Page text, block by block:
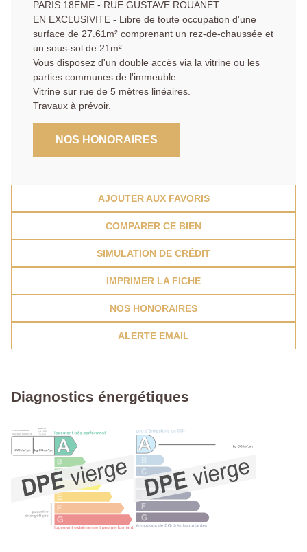
PARIS 18EME - RUE GUSTAVE ROUANET
EN EXCLUSIVITE - Libre de toute occupation d'une
surface de 27.61m² comprenant un rez-de-chaussée et
un sous-sol de 21m²
Vous disposez d'un double accès via la vitrine ou les
parties communes de l'immeuble.
Vitrine sur rue de 5 mètres linéaires.
Travaux à prévoir.
NOS HONORAIRES
AJOUTER AUX FAVORIS
COMPARER CE BIEN
SIMULATION DE CRÉDIT
IMPRIMER LA FICHE
NOS HONORAIRES
ALERTE EMAIL
Diagnostics énergétiques